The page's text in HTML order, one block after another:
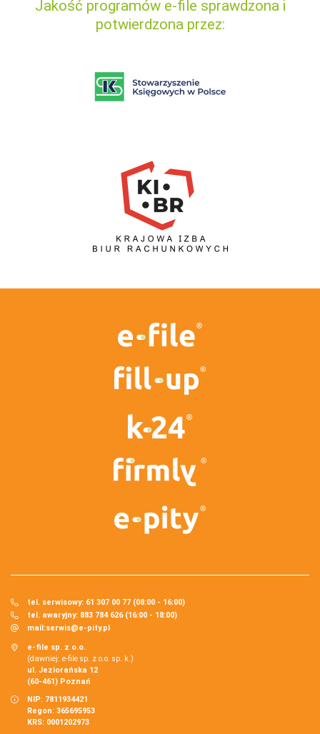
Jakość programów e-file sprawdzona i
potwierdzona przez:
tel. serwisowy: 61 307 00 77 (08:00 - 16:00)
tel. awaryjny: 883 784 626 (16:00 - 18:00)
mail:serwis@e-pity.pl
e-file sp. z o.o.
(dawniej: e-file sp. z o.o. sp. k.)
ul. Jeziorańska 12
(60-461) Poznań
NIP: 7811934421
Regon: 365695953
KRS: 0001202973